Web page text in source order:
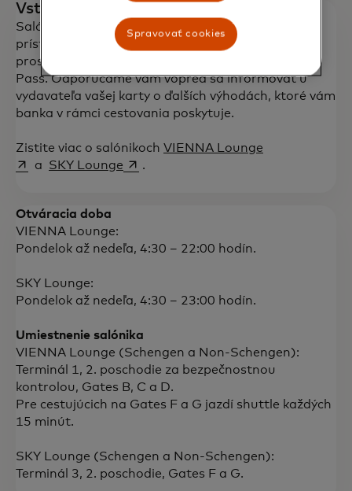
Využite na svojich cestách pohodlie
letiskových salónikov na medzinárodnom
letisku vo Viedni.
Vstup pre držiteľov prémiových kariet
Salóniky zostávajú naďalej v prevádzke, avšak
prístup do nich bude odteraz možný výlučne
prostredníctvom služieb LoungeKey alebo Priority
Pass. Odporúčame vám vopred sa informovať u
vydavateľa vašej karty o ďalších výhodách, ktoré vám
banka v rámci cestovania poskytuje.
Zistite viac o salónikoch VIENNA Lounge
a SKY Lounge opens in a new tab
.
Otváracia doba
VIENNA Lounge:
Pondelok až nedeľa, 4:30 – 22:00 hodín.
SKY Lounge:
Pondelok až nedeľa, 4:30 – 23:00 hodín.
Umiestnenie salónika
VIENNA Lounge (Schengen a Non‑Schengen):
Terminál 1, 2. poschodie za bezpečnostnou
kontrolou, Gates B, C a D.
Pre cestujúcich na Gates F a G jazdí shuttle každých
15 minút.
SKY Lounge (Schengen a Non‑Schengen):
Terminál 3, 2. poschodie, Gates F a G.
Spravovať cookies